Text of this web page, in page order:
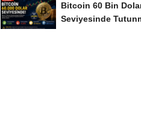
Bitcoin 60 Bin
Seviyesinde